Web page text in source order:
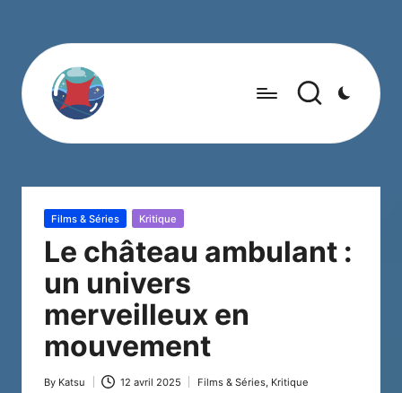
Posted
Films & Séries Kritique
Le château ambulant :
un univers
merveilleux en
mouvement
Posted
By Katsu 12 avril 2025
Posted
Films & Séries, Kritique